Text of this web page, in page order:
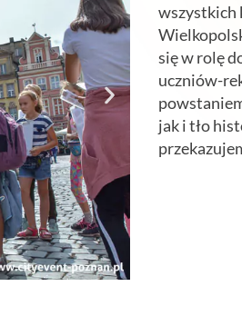
wszystkich
się w rolę
uczniów-
jak i tło